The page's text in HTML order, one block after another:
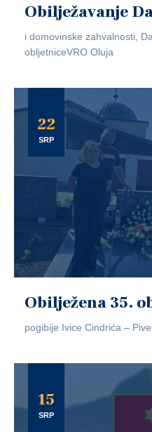
Obilježavanje
i domovinske zahvalnosti,
obljetniceVRO Oluja
22
SRP
Obilježena 35.
pogibije Ivice Cindrića – Pive
15
SRP